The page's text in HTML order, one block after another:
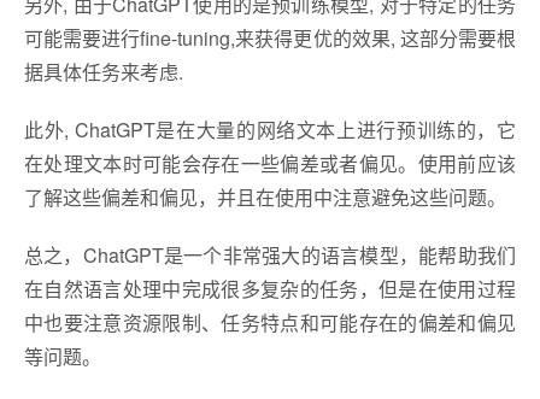
可能需要进行fine-tuning,来获得更优的效果, 这部分需要根
据具体任务来考虑.
此外, ChatGPT是在大量的网络文本上进行预训练的，它
在处理文本时可能会存在一些偏差或者偏见。使用前应该
了解这些偏差和偏见，并且在使用中注意避免这些问题。
总之，ChatGPT是一个非常强大的语言模型，能帮助我们
在自然语言处理中完成很多复杂的任务，但是在使用过程
中也要注意资源限制、任务特点和可能存在的偏差和偏见
等问题。